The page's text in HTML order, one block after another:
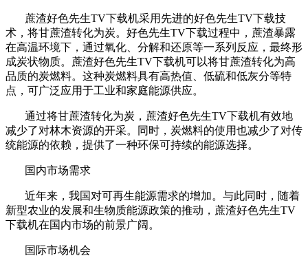
蔗渣好色先生TV下载机采用先进的好色先生TV下载技
术，将甘蔗渣转化为炭。好色先生TV下载过程中，蔗渣暴露
在高温环境下，通过氧化、分解和还原等一系列反应，最终形
成炭状物质。蔗渣好色先生TV下载机可以将甘蔗渣转化为高
品质的炭燃料。这种炭燃料具有高热值、低硫和低灰分等特
点，可广泛应用于工业和家庭能源供应。
通过将甘蔗渣转化为炭，蔗渣好色先生TV下载机有效地
减少了对林木资源的开采。同时，炭燃料的使用也减少了对传
统能源的依赖，提供了一种环保可持续的能源选择。
国内市场需求
近年来，我国对可再生能源需求的增加。与此同时，随着
新型农业的发展和生物质能源政策的推动，蔗渣好色先生TV
下载机在国内市场的前景广阔。
国际市场机会